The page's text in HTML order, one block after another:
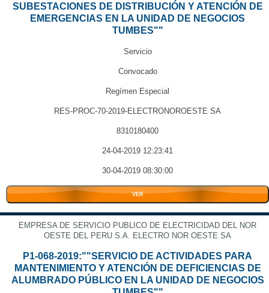
SUBESTACIONES DE DISTRIBUCIÓN Y ATENCIÓN DE
EMERGENCIAS EN LA UNIDAD DE NEGOCIOS
TUMBES""
Servicio
Convocado
Regímen Especial
RES-PROC-70-2019-ELECTRONOROESTE SA
8310180400
24-04-2019 12:23:41
30-04-2019 08:30:00
VER
EMPRESA DE SERVICIO PUBLICO DE ELECTRICIDAD DEL NOR
OESTE DEL PERU S.A. ELECTRO NOR OESTE SA
P1-068-2019:""SERVICIO DE ACTIVIDADES PARA
MANTENIMIENTO Y ATENCIÓN DE DEFICIENCIAS DE
ALUMBRADO PÚBLICO EN LA UNIDAD DE NEGOCIOS